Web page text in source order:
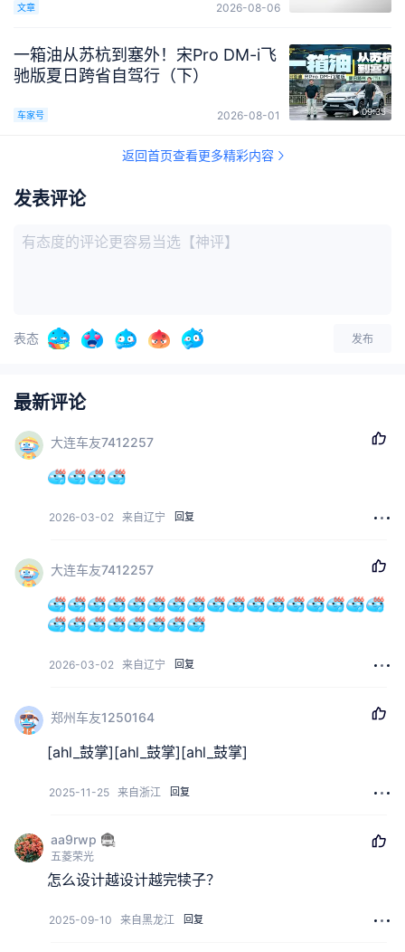
2026-08-06
文章
09:35
一箱油从苏杭到塞外！宋Pro DM-i飞
驰版夏日跨省自驾行（下）
2026-08-01
车家号
返回首页查看更多精彩内容
发表评论
表态 发布
最新评论
大连车友7412257
2026-03-02 来自辽宁 回复
大连车友7412257
2026-03-02 来自辽宁 回复
郑州车友1250164
[ahl_鼓掌][ahl_鼓掌][ahl_鼓掌]
2025-11-25 来自浙江 回复
aa9rwp
五菱荣光
怎么设计越设计越完犊子？
2025-09-10 来自黑龙江 回复